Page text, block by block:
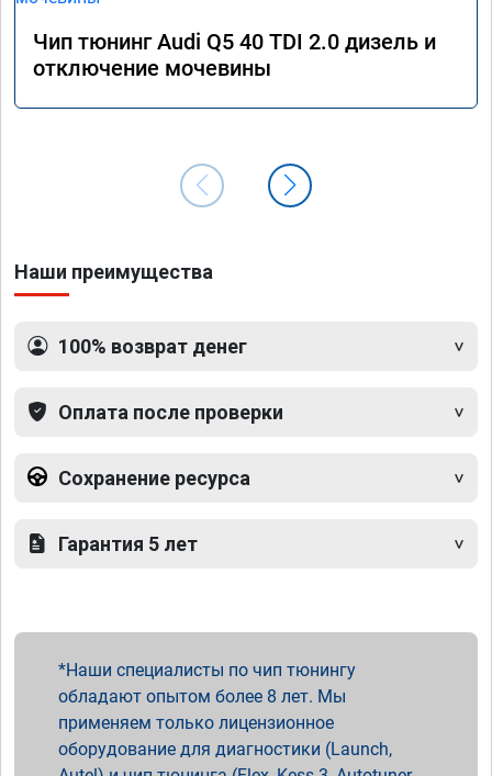
Чип тюнинг Audi Q5 40 TDI 2.0 дизель и
отключение мочевины
Наши преимущества
100% возврат денег
Оплата после проверки
Сохранение ресурса
Гарантия 5 лет
Наши специалисты по чип тюнингу
обладают опытом более 8 лет. Мы
применяем только лицензионное
оборудование для диагностики (Launch,